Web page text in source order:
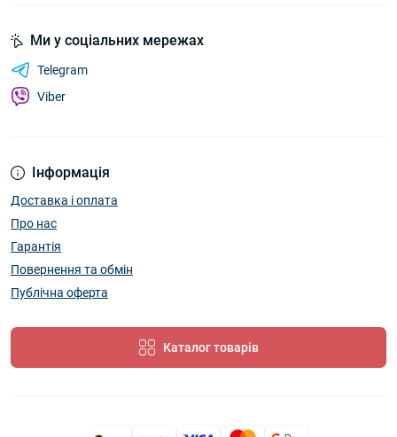
Інформація
Доставка і оплата
Про нас
Гарантія
Повернення та обмін
Публічна оферта
Каталог товарів
Ми у соціальних мережах
Telegram
Viber